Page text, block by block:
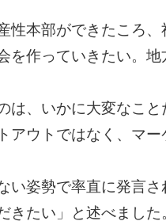
性本部ができたころ
を作っていきたい。
、いかに大変なこと
ウトではなく、マー
い姿勢で率直に発言
たい」と述べました